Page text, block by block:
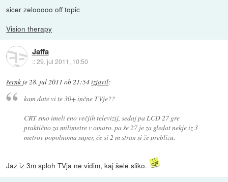
sicer zelooooo off topic
Vision therapy
Jaffa
::29. jul 2011, 10:50
šernk je28. jul 2011 ob 21:54izjavil:
kam date vi te 30+ inčne TVje??
CRT smo imeli eno večjih televizij, sedaj pa LCD 27 gre
praktično za milimetre v omaro. pa še 27 je za gledat nekje iz 3
metrov popolnoma super, če si 2 m stran si že preblizu.
Jaz iz 3m sploh TVja ne vidim, kaj šele sliko.